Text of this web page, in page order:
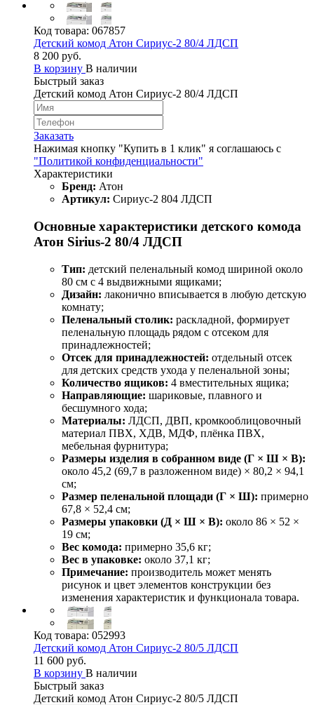
Код товара: 067857
Детский комод Атон Сириус-2 80/4 ЛДСП
8 200 руб.
В корзину В наличии
Быстрый заказ
Детский комод Атон Сириус-2 80/4 ЛДСП
Заказать
Нажимая кнопку "Купить в 1 клик" я соглашаюсь с
"Политикой конфиденциальности"
Характеристики
Бренд: Атон
Артикул: Сириус-2 804 ЛДСП
Основные характеристики детского комода
Атон Sirius-2 80/4 ЛДСП
Тип: детский пеленальный комод шириной около
80 см с 4 выдвижными ящиками;
Дизайн: лаконично вписывается в любую детскую
комнату;
Пеленальный столик: раскладной, формирует
пеленальную площадь рядом с отсеком для
принадлежностей;
Отсек для принадлежностей: отдельный отсек
для детских средств ухода у пеленальной зоны;
Количество ящиков: 4 вместительных ящика;
Направляющие: шариковые, плавного и
бесшумного хода;
Материалы: ЛДСП, ДВП, кромкооблицовочный
материал ПВХ, ХДВ, МДФ, плёнка ПВХ,
мебельная фурнитура;
Размеры изделия в собранном виде (Г × Ш × В):
около 45,2 (69,7 в разложенном виде) × 80,2 × 94,1
см;
Размер пеленальной площади (Г × Ш): примерно
67,8 × 52,4 см;
Размеры упаковки (Д × Ш × В): около 86 × 52 ×
19 см;
Вес комода: примерно 35,6 кг;
Вес в упаковке: около 37,1 кг;
Примечание: производитель может менять
рисунок и цвет элементов конструкции без
изменения характеристик и функционала товара.
Код товара: 052993
Детский комод Атон Сириус-2 80/5 ЛДСП
11 600 руб.
В корзину В наличии
Быстрый заказ
Детский комод Атон Сириус-2 80/5 ЛДСП